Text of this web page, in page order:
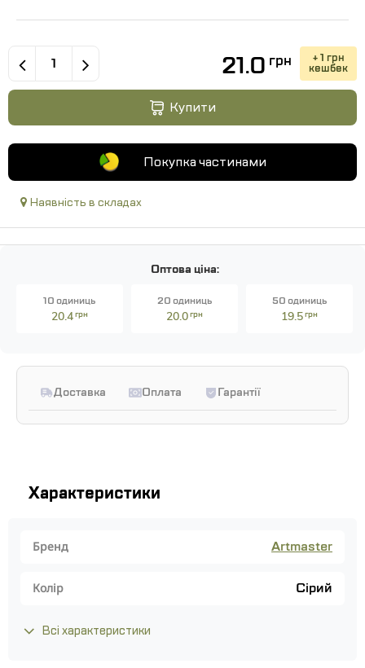
21.0 грн + 1 грн
кешбек
Купити
Покупка частинами
Наявність в складах
Оптова ціна:
10 одиниць
20.4грн
20 одиниць
20.0грн
50 одиниць
19.5грн
Доставка Оплата Гарантії
Характеристики
Бренд Artmaster
Колір Сірий
Всі характеристики